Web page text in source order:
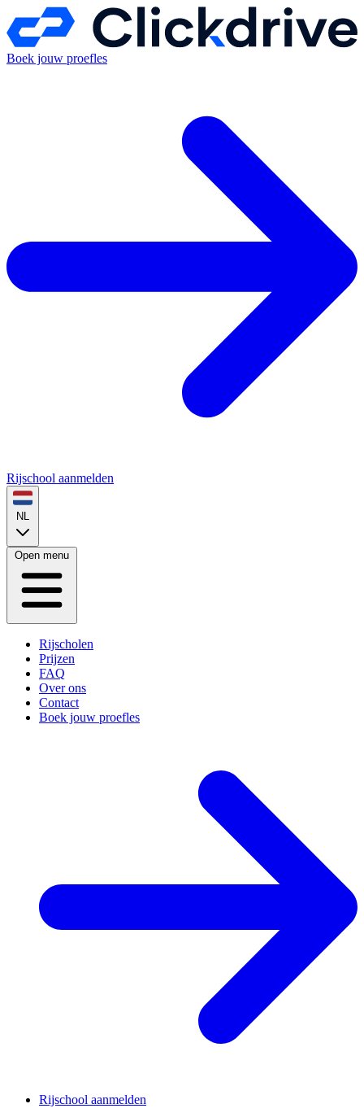
Boek jouw proefles
Rijschool aanmelden
NL
Open menu
Rijscholen
Prijzen
FAQ
Over ons
Contact
Boek jouw proefles
Rijschool aanmelden